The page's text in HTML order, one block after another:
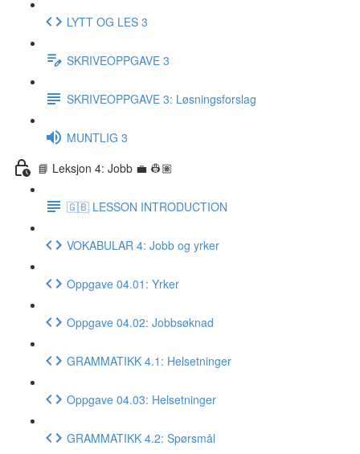
LYTT OG LES 3
SKRIVEOPPGAVE 3
SKRIVEOPPGAVE 3: Løsningsforslag
MUNTLIG 3
📘 Leksjon 4: Jobb 💼 👷🏽
🇬🇧 LESSON INTRODUCTION
VOKABULAR 4: Jobb og yrker
Oppgave 04.01: Yrker
Oppgave 04.02: Jobbsøknad
GRAMMATIKK 4.1: Helsetninger
Oppgave 04.03: Helsetninger
GRAMMATIKK 4.2: Spørsmål